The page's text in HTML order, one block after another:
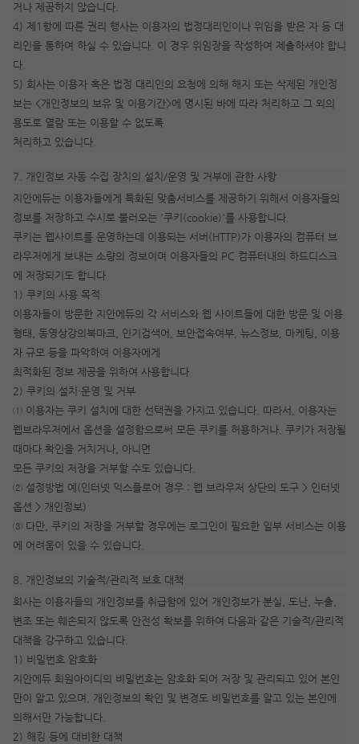
거나 제공하지 않습니다.
4) 제1항에 따른 권리 행사는 이용자의 법정대리인이나 위임을 받은 자 등 대
리인을 통하여 하실 수 있습니다. 이 경우 위임장을 작성하여 제출하셔야 합니
다.
5) 회사는 이용자 혹은 법정 대리인의 요청에 의해 해지 또는 삭제된 개인정
보는 <개인정보의 보유 및 이용기간>에 명시된 바에 따라 처리하고 그 외의
용도로 열람 또는 이용할 수 없도록
처리하고 있습니다.
7. 개인정보 자동 수집 장치의 설치/운영 및 거부에 관한 사항
지안에듀는 이용자들에게 특화된 맞춤서비스를 제공하기 위해서 이용자들의
정보를 저장하고 수시로 불러오는 '쿠키(cookie)'를 사용합니다.
쿠키는 웹사이트를 운영하는데 이용되는 서버(HTTP)가 이용자의 컴퓨터 브
라우저에게 보내는 소량의 정보이며 이용자들의 PC 컴퓨터내의 하드디스크
에 저장되기도 합니다.
1) 쿠키의 사용 목적
이용자들이 방문한 지안에듀의 각 서비스와 웹 사이트들에 대한 방문 및 이용
형태, 동영상강의북마크, 인기검색어, 보안접속여부, 뉴스정보, 마케팅, 이용
자 규모 등을 파악하여 이용자에게
최적화된 정보 제공을 위하여 사용합니다.
2) 쿠키의 설치·운영 및 거부
① 이용자는 쿠키 설치에 대한 선택권을 가지고 있습니다. 따라서, 이용자는
웹브라우저에서 옵션을 설정함으로써 모든 쿠키를 허용하거나, 쿠키가 저장될
때마다 확인을 거치거나, 아니면
모든 쿠키의 저장을 거부할 수도 있습니다.
② 설정방법 예(인터넷 익스플로어 경우 : 웹 브라우저 상단의 도구 > 인터넷
옵션 > 개인정보)
③ 다만, 쿠키의 저장을 거부할 경우에는 로그인이 필요한 일부 서비스는 이용
에 어려움이 있을 수 있습니다.
8. 개인정보의 기술적/관리적 보호 대책
회사는 이용자들의 개인정보를 취급함에 있어 개인정보가 분실, 도난, 누출,
변조 또는 훼손되지 않도록 안전성 확보를 위하여 다음과 같은 기술적/관리적
대책을 강구하고 있습니다.
1) 비밀번호 암호화
지안에듀 회원아이디의 비밀번호는 암호화 되어 저장 및 관리되고 있어 본인
만이 알고 있으며, 개인정보의 확인 및 변경도 비밀번호를 알고 있는 본인에
의해서만 가능합니다.
2) 해킹 등에 대비한 대책